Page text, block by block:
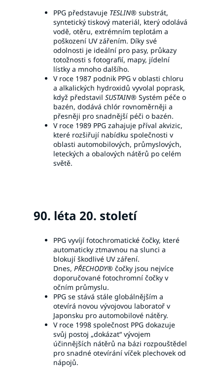
PPG představuje TESLIN® substrát,
syntetický tiskový materiál, který odolává
vodě, otěru, extrémním teplotám a
poškození UV zářením. Díky své
odolnosti je ideální pro pasy, průkazy
totožnosti s fotografií, mapy, jídelní
lístky a mnoho dalšího.
V roce 1987 podnik PPG v oblasti chloru
a alkalických hydroxidů vyvolal poprask,
když představil SUSTAIN® Systém péče o
bazén, dodává chlór rovnoměrněji a
přesněji pro snadnější péči o bazén.
V roce 1989 PPG zahajuje příval akvizic,
které rozšiřují nabídku společnosti v
oblasti automobilových, průmyslových,
leteckých a obalových nátěrů po celém
světě.
90. léta 20. století
PPG vyvíjí fotochromatické čočky, které
automaticky ztmavnou na slunci a
blokují škodlivé UV záření.
Dnes, PŘECHODY® čočky jsou nejvíce
doporučované fotochromní čočky v
očním průmyslu.
PPG se stává stále globálnějším a
otevírá novou vývojovou laboratoř v
Japonsku pro automobilové nátěry.
V roce 1998 společnost PPG dokazuje
svůj postoj „dokázat“ vývojem
účinnějších nátěrů na bázi rozpouštědel
pro snadné otevírání víček plechovek od
nápojů.